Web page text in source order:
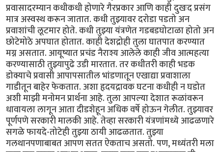
प्रवासादरम्यान कधीकधी होणारे गैरप्रकार आणि काही दुखःद प्रसंग
मात्र अस्वस्थ करून जातात. कधी तुझ्यावर दरोडा पडतो अन
प्रवाशांची लूटमार होते. कधी तुझ्या यंत्रणेत गडबडघोटाळा होतो अन
छोटेमोठे अपघात होतात. काही देशद्रोही तुला घातपात करण्यात
मग्न असतात. आयूष्यात प्रचंड नैराश्य आलेले काही जीव आत्महत्या
करण्यासाठी तुझ्यापुढे उडी मारतात. तर कधीतरी काही भडक
डोक्याचे प्रवासी आपापसातील भांडणातून एखाद्या प्रवाशाला
गाडीतून बाहेर फेकतात. अशा हृदयद्रावक घटना कधीही न घडोत
अशी माझी मनोमन प्रार्थना आहे. तुला आपल्या देशात रूळांवरून
धावायला लागून आता दीडशेहून अधिक वर्षे होऊन गेलीत. तुझ्यावर
पूर्णपणे सरकारी मालकी आहे. तेव्हा सरकारी यंत्रणांमध्ये आढळणारे
सगळे फायदे-तोटेही तुझ्या ठायी आढळतात. तुझ्या
गलथानपणाबाबत आपण सतत ऐकताच असतो. पण, मध्यंतरी मला